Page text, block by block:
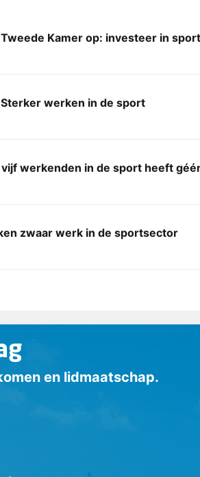
Kamer op: investeer in
werken in de sport
werkenden in de sport heeft
zwaar werk in de sportsector
en lidmaatschap.